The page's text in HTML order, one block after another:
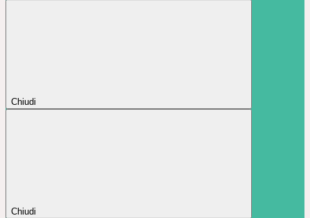
Chiudi
Chiudi